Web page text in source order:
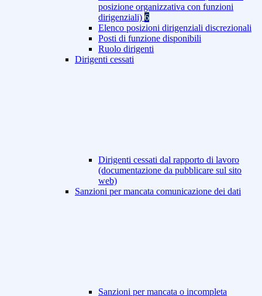
posizione organizzativa con funzioni
dirigenziali) 6
Elenco posizioni dirigenziali discrezionali
Posti di funzione disponibili
Ruolo dirigenti
Dirigenti cessati
Dirigenti cessati dal rapporto di lavoro
(documentazione da pubblicare sul sito
web)
Sanzioni per mancata comunicazione dei dati
Sanzioni per mancata o incompleta